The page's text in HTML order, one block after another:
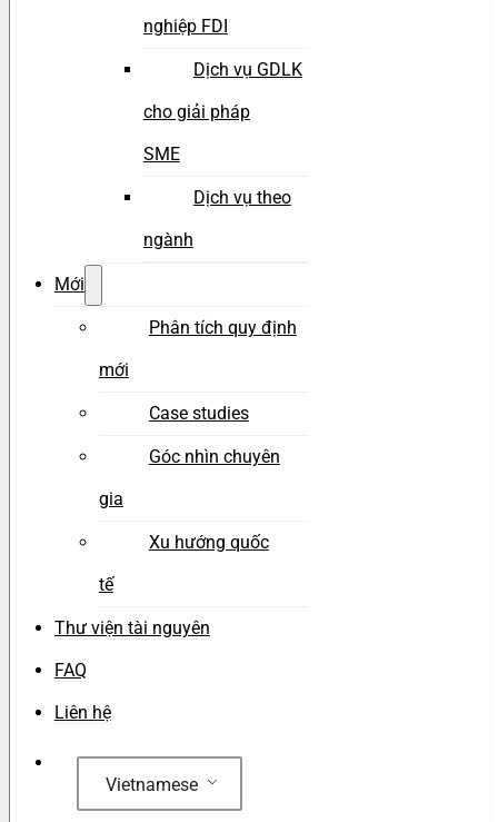
nghiệp FDI
Dịch vụ GDLK
cho giải pháp
SME
Dịch vụ theo
ngành
Mới
Phân tích quy định
mới
Case studies
Góc nhìn chuyên
gia
Xu hướng quốc
tế
Thư viện tài nguyên
FAQ
Liên hệ
Vietnamese